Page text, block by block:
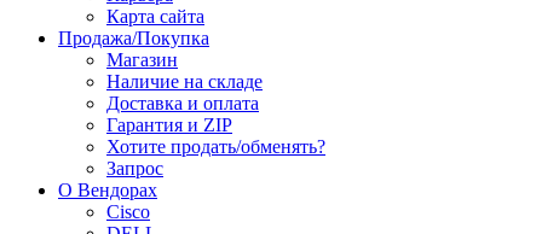
Карта сайта
Продажа/Покупка
Магазин
Наличие на складе
Доставка и оплата
Гарантия и ZIP
Хотите продать/обменять?
Запрос
О Вендорах
Cisco